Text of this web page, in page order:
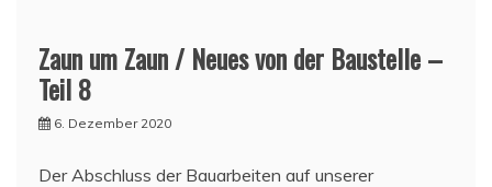
Zaun um Zaun / Neues von der Baustelle –
Teil 8
6. Dezember 2020
Der Abschluss der Bauarbeiten auf unserer